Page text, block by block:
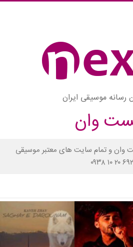
رسانه موسیقی ایران
وان
و تمام سایت های معتبر موسیقی
۰۹۳۸ ۱۰ ۲۰ ۶۹۲